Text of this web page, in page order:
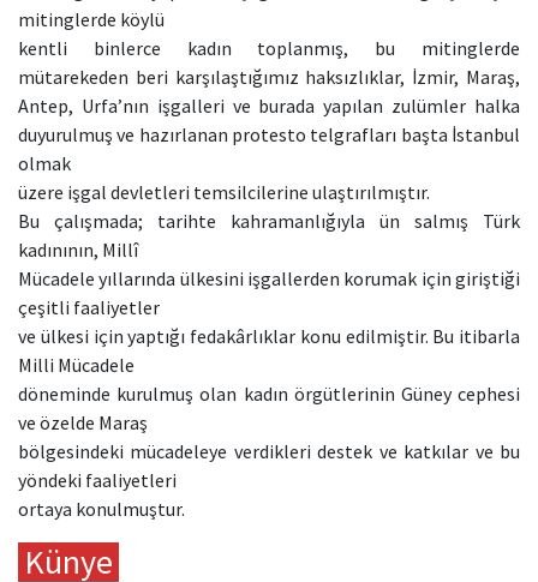
mitinglerde köylü
kentli binlerce kadın toplanmış, bu mitinglerde
mütarekeden beri karşılaştığımız haksızlıklar, İzmir, Maraş,
Antep, Urfa’nın işgalleri ve burada yapılan zulümler halka
duyurulmuş ve hazırlanan protesto telgrafları başta İstanbul
olmak
üzere işgal devletleri temsilcilerine ulaştırılmıştır.
Bu çalışmada; tarihte kahramanlığıyla ün salmış Türk
kadınının, Millî
Mücadele yıllarında ülkesini işgallerden korumak için giriştiği
çeşitli faaliyetler
ve ülkesi için yaptığı fedakârlıklar konu edilmiştir. Bu itibarla
Milli Mücadele
döneminde kurulmuş olan kadın örgütlerinin Güney cephesi
ve özelde Maraş
bölgesindeki mücadeleye verdikleri destek ve katkılar ve bu
yöndeki faaliyetleri
ortaya konulmuştur.
Künye